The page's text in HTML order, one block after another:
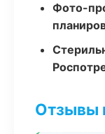
Фото-
Отзывы